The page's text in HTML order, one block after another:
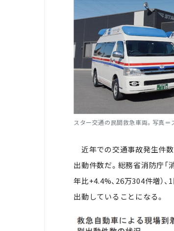
スター交通の民間救急車両。写真＝
近年での交通事故発生件
出動件数だ。総務省消防庁「
年比+4.4%、26万304件増）
出動していることになる。